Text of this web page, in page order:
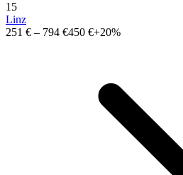
15
Linz
251 € – 794 €450 €+20%